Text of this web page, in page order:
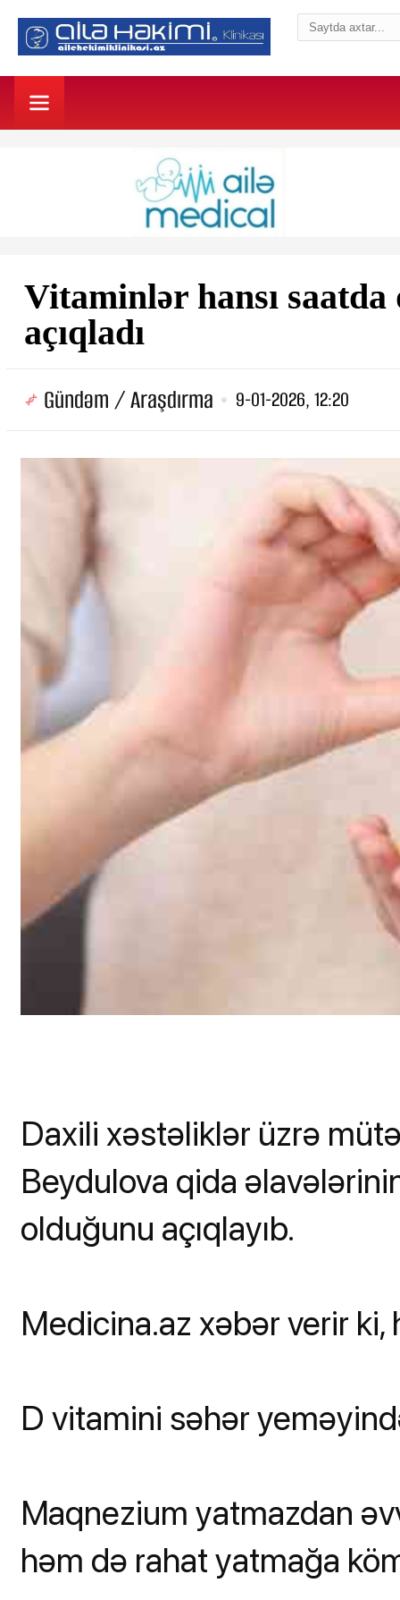
Vitaminlər hansı
açıqladı
Gündəm / Araşdırma 9-01-2026, 12:20
Daxili xəstəliklər üzrə
Beydulova qida
olduğunu açıqlayıb.
Medicina.az xəbər verir
D vitamini səhər
Maqnezium yatmazdan
həm də rahat yatmağa